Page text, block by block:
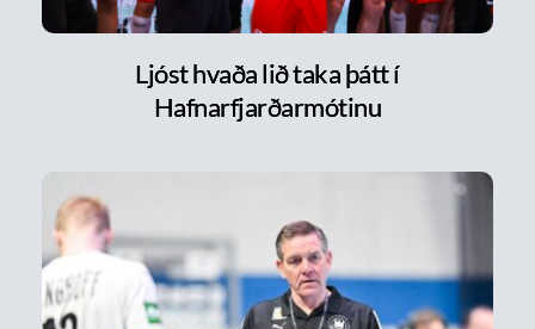
Ljóst hvaða lið taka þátt í
Hafnarfjarðarmótinu